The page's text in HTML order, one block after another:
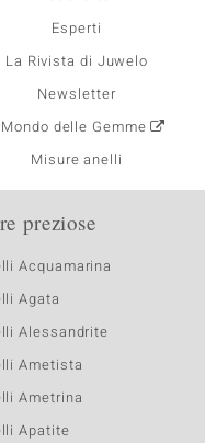
Esperti
La Rivista di Juwelo
Newsletter
delle Gemme
Misure anelli
preziose
Acquamarina
Agata
Alessandrite
Ametista
Ametrina
Apatite